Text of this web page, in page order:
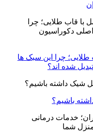
طلایی؛ چرا این سبک ها
شده اند؟
باشیم؟